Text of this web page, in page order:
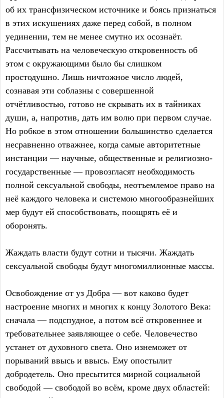
об их трансфизическом источнике и боясь признаться
в этих искушениях даже перед собой, в полном
уединении, тем не менее смутно их осознаёт.
Рассчитывать на человеческую откровенность об
этом с окружающими было бы слишком
простодушно. Лишь ничтожное число людей,
сознавая эти соблазны с совершенной
отчётливостью, готово не скрывать их в тайниках
души, а, напротив, дать им волю при первом случае.
Но робкое в этом отношении большинство сделается
несравненно отважнее, когда самые авторитетные
инстанции — научные, общественные и религиозно-
государственные — провозгласят необходимость
полной сексуальной свободы, неотъемлемое право на
неё каждого человека и системою многообразнейших
мер будут ей способствовать, поощрять её и
оборонять.
Жаждать власти будут сотни и тысячи. Жаждать
сексуальной свободы будут многомиллионные массы.
Освобождение от уз Добра — вот каково будет
настроение многих и многих к концу Золотого Века:
сначала — подспудное, а потом всё откровеннее и
требовательнее заявляющее о себе. Человечество
устанет от духовного света. Оно изнеможет от
порываний ввысь и ввысь. Ему опостылит
добродетель. Оно пресытится мирной социальной
свободой — свободой во всём, кроме двух областей: